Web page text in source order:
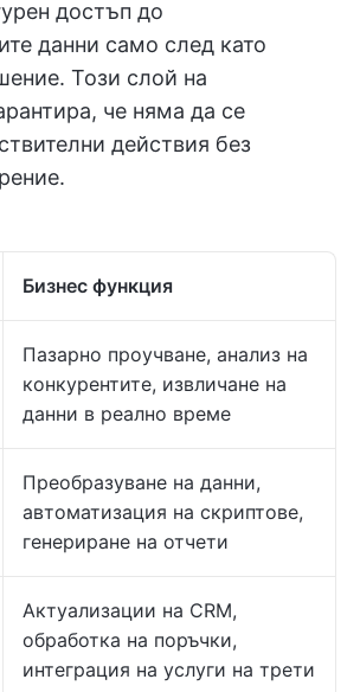
достъп до
данни само след като
Този слой на
че няма да се
действия без
Бизнес функция
Пазарно проучване, анализ на
конкурентите, извличане на
данни в реално време
Преобразуване на данни,
автоматизация на скриптове,
генериране на отчети
Актуализации на CRM,
обработка на поръчки,
интеграция на услуги на трети